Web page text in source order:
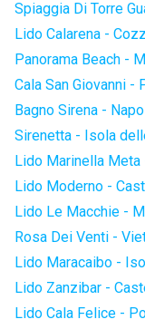
Spiaggia Di Torre
Lido Calarena -
Panorama Beach -
Cala San Giovanni -
Bagno Sirena -
Sirenetta - Isola
Lido Marinella Meta
Lido Moderno -
Lido Le Macchie -
Rosa Dei Venti -
Lido Maracaibo -
Lido Zanzibar -
Lido Cala Felice -